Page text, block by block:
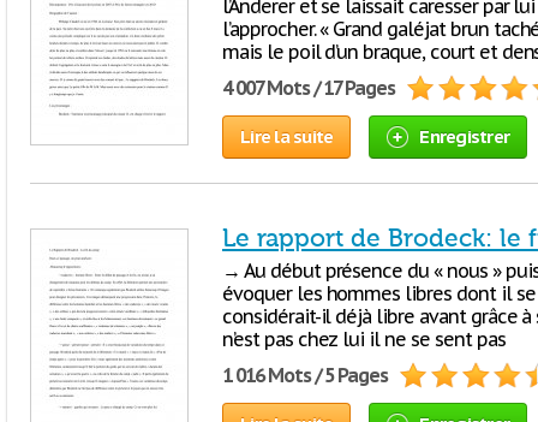
l’Anderer et se laissait caresser par
l’approcher. « Grand galéjat brun
mais le poil d’un braque, court et
4 007 Mots / 17 Pages
Lire la suite Enregistrer
Le rapport de Brodeck: le
→ Au début présence du « nous »
évoquer les hommes libres dont il
considérait-il déjà libre avant grâce
n’est pas chez lui il ne se sent pas
1 016 Mots / 5 Pages